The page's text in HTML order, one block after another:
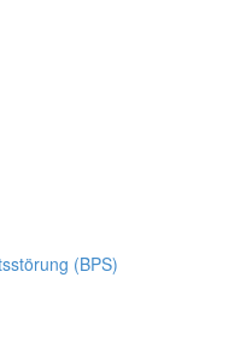
(BPS)